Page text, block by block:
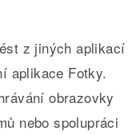
z jiných aplikací
aplikace Fotky.
obrazovky
nebo spolupráci